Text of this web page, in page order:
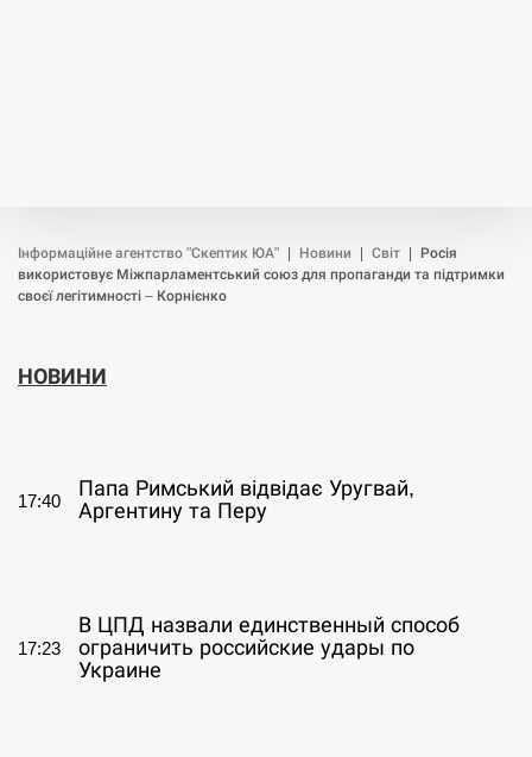
Інформаційне агентство "Скептик ЮА" Новини Світ
Росія
використовує Міжпарламентський союз для пропаганди та підтримки
своєї легітимності – Корнієнко
НОВИНИ
17:40
Папа Римський відвідає Уругвай,
Аргентину та Перу
17:23
В ЦПД назвали единственный способ
ограничить российские удары по
Украине